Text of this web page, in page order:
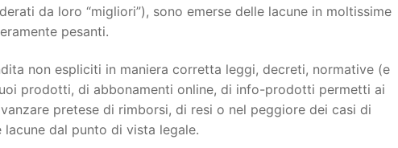
da loro “migliori”), sono emerse delle lacune in moltissime
pesanti.
non espliciti in maniera corretta leggi, decreti, normative (e
prodotti, di abbonamenti online, di info-prodotti permetti ai
pretese di rimborsi, di resi o nel peggiore dei casi di
dal punto di vista legale.